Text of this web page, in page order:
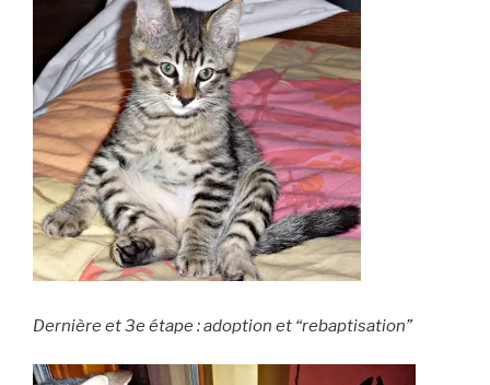
Dernière et 3e étape : adoption et “rebaptisation”